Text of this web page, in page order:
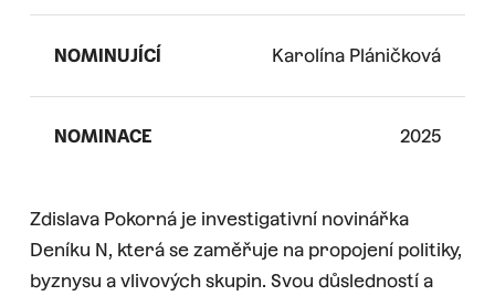
NOMINUJÍCÍ Karolína Pláničková
NOMINACE 2025
Zdislava Pokorná je investigativní novinářka
Deníku N, která se zaměřuje na propojení politiky,
byznysu a vlivových skupin. Svou důsledností a